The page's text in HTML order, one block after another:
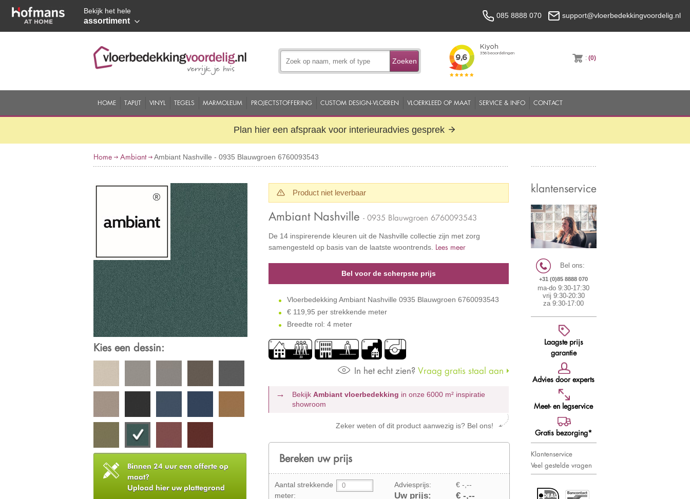
Bekijk het hele
assortiment
085 8888 070 support@vloerbedekkingvoordelig.nl
Zoeken :(0)
HOME TAPIJT VINYL TEGELS MARMOLEUM PROJECTSTOFFERING CUSTOM DESIGN-VLOEREN VLOERKLEED OP MAAT SERVICE & INFO CONTACT
Plan hier een afspraak voor interieuradvies gesprek
Home Ambiant Ambiant Nashville - 0935 Blauwgroen 6760093543
Kies een dessin:
Binnen 24 uur een offerte op
maat?
Upload hier uw plattegrond
Product niet leverbaar
Ambiant Nashville - 0935 Blauwgroen 6760093543
De 14 inspirerende kleuren uit de Nashville collectie zijn met zorg
samengesteld op basis van de laatste woontrends. Lees meer
Bel voor de scherpste prijs
Vloerbedekking Ambiant Nashville 0935 Blauwgroen 6760093543
€ 119,95 per strekkende meter
Breedte rol: 4 meter
In het echt zien? Vraag gratis staal aan
BekijkAmbiant vloerbedekking in onze 6000 m² inspiratie
showroom
Zeker weten of dit product aanwezig is? Bel ons!
Bereken uw prijs
Aantal strekkende
meter:
Adviesprijs: € -,--
Uw prijs: € -,--
klantenservice
Bel ons:
+31 (0)85 8888 070
ma-do 9:30-17:30
vrij 9:30-20:30
za 9:30-17:00
Laagste prijs
garantie
Advies door experts
Meet- en legservice
Gratis bezorging*
Klantenservice
Veel gestelde vragen